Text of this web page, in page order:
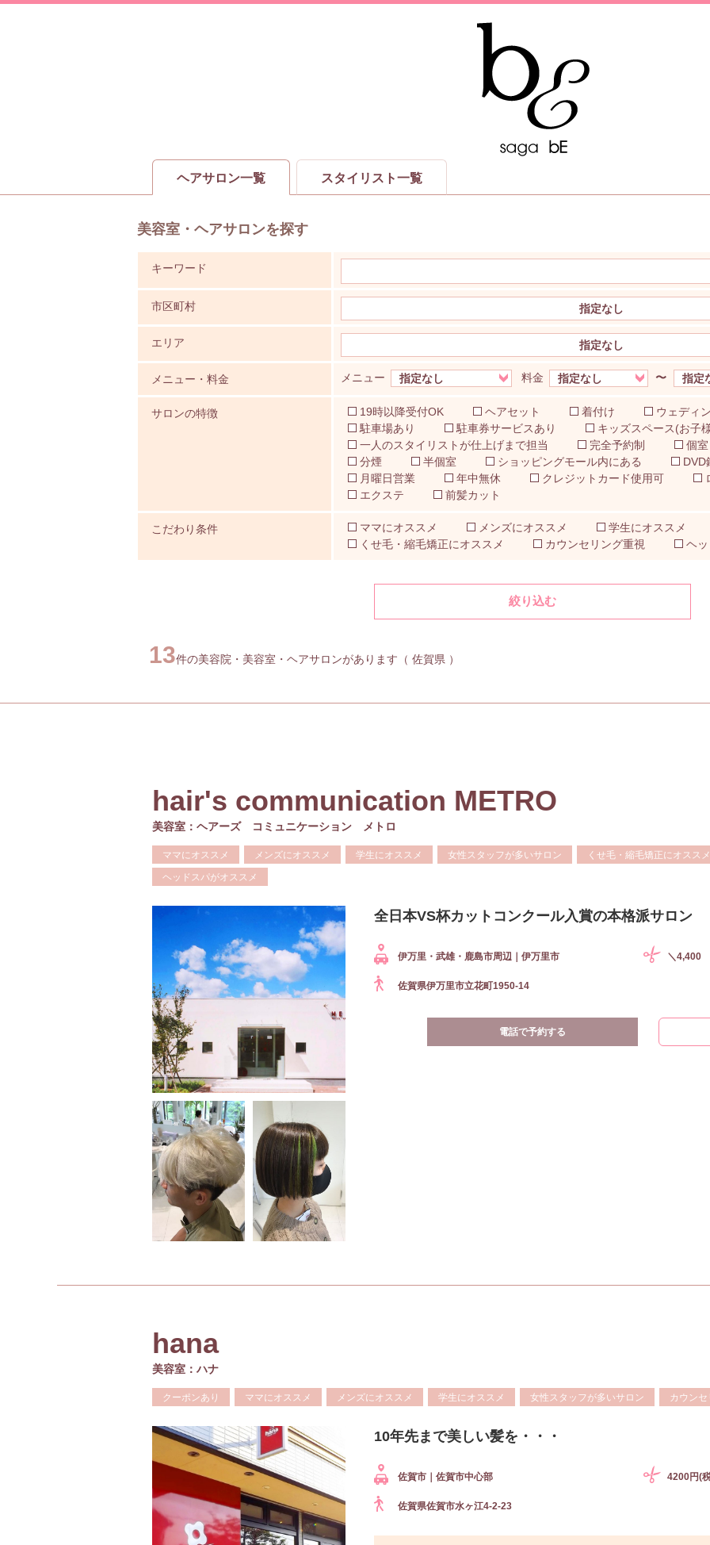
ヘアサロン一覧 スタイリスト一覧
美容室・ヘアサロンを探す
キーワード
市区町村 指定なし
エリア 指定なし
メニュー・料金 メニュー 料金 〜
サロンの特徴 19時以降受付OK ヘアセット 着付け ウェディ
駐車場あり
駐車券サービスあり
キッズスペース(お子
一人のスタイリストが仕上げまで担当
完全予約制 個室
分煙
半個室 ショッピングモール内にある DVD
月曜日営業
年中無休 クレジットカード使用可
エクステ
前髪カット
こだわり条件 ママにオススメ メンズにオススメ 学生にオススメ
くせ毛・縮毛矯正にオススメ
カウンセリング重視 ヘ
絞り込む
13件の美容院・美容室・ヘアサロンがあります（ 佐賀県 ）
hair's communication METRO
美容室：ヘアーズ コミュニケーション メトロ
ママにオススメ メンズにオススメ 学生にオススメ 女性スタッフが多いサロン くせ毛・縮毛矯正にオススメ
ヘッドスパがオススメ
全日本VS杯カットコンクール入賞の本格派サロン
伊万里・武雄・鹿島市周辺｜伊万里市 ＼4,400
佐賀県伊万里市立花町1950-14
電話で予約する
hana
美容室：ハナ
クーポンあり ママにオススメ メンズにオススメ 学生にオススメ 女性スタッフが多いサロン カウン
10年先まで美しい髪を・・・
佐賀市｜佐賀市中心部 4200円(
佐賀県佐賀市水ヶ江4-2-23